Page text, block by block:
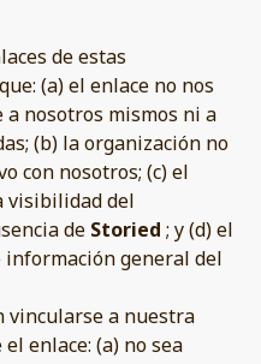
de estas
(a) el enlace no nos
nosotros mismos ni a
(b) la organización no
con nosotros; (c) el
visibilidad del
de Storied ; y (d) el
información general del
vincularse a nuestra
enlace: (a) no sea